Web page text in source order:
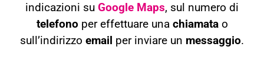
indicazioni su Google Maps, sul numero di
telefono per effettuare una chiamatao
sull’indirizzo email per inviare un messaggio.